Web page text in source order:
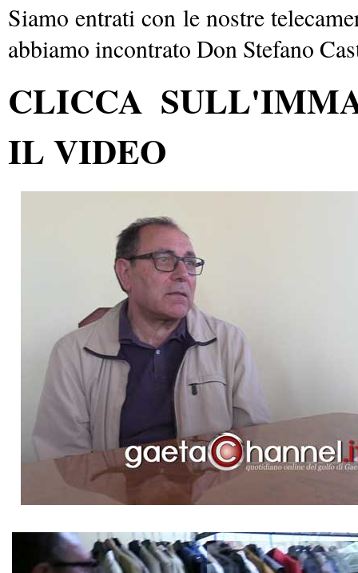
Siamo entrati con le nostre
abbiamo incontrato Don Stefano
CLICCA
IL VIDEO